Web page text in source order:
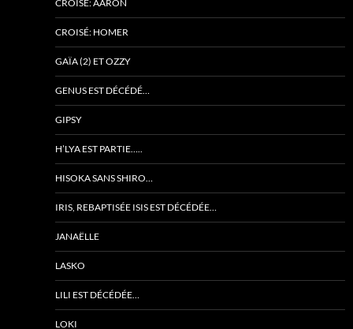
CROISÉ: AARON
CROISÉ: HOMER
GAÏA (2) ET OZZY
GENUS EST DÉCÉDÉ…
GIPSY
H’LYA EST PARTIE…..
HISOKA SANS SHIRO…
IRIS, REBAPTISÉE ISIS EST DÉCÉDÉE…
JANAËLLE
LASKO
LILI EST DÉCÉDÉE…
LOKI